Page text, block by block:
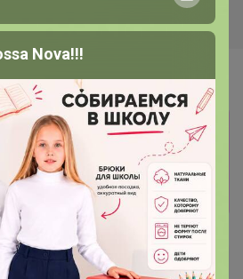
о заказах доступна
клуба
Nova!!!